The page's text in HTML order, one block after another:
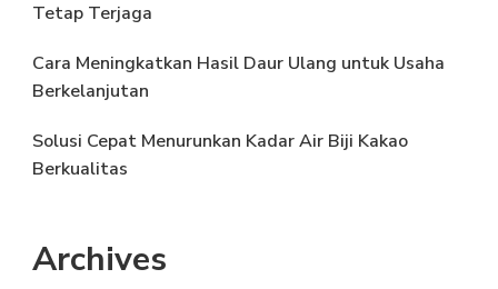
Tetap Terjaga
Cara Meningkatkan Hasil Daur Ulang untuk Usaha
Berkelanjutan
Solusi Cepat Menurunkan Kadar Air Biji Kakao
Berkualitas
Archives